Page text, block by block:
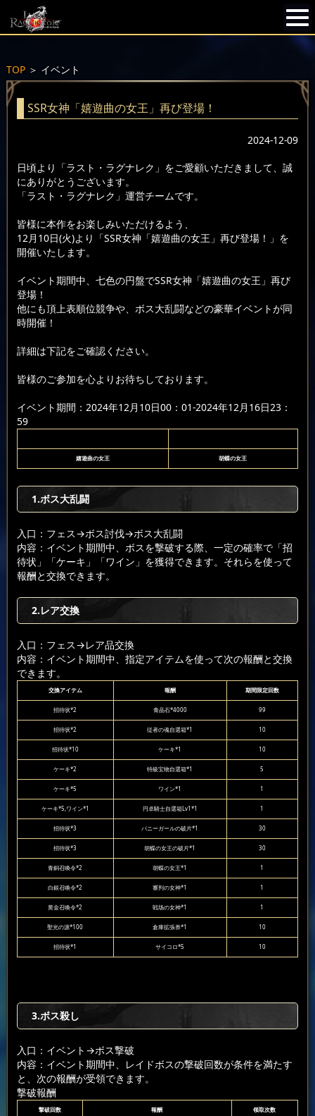
TOP＞ イベント
SSR女神「嬉遊曲の女王」再び登場！
2024-12-09
日頃より「ラスト・ラグナレク」をご愛顧いただきまして、誠
にありがとうございます。
「ラスト・ラグナレク」運営チームです。
皆様に本作をお楽しみいただけるよう、
12月10日(火)より「SSR女神「嬉遊曲の女王」再び登場！」を
開催いたします。
イベント期間中、七色の円盤でSSR女神「嬉遊曲の女王」再び
登場！
他にも頂上表順位競争や、ボス大乱闘などの豪華イベントが同
時開催！
詳細は下記をご確認ください。
皆様のご参加を心よりお待ちしております。
イベント期間：2024年12月10日00：01-2024年12月16日23：
59
嬉遊曲の女王 胡蝶の女王
1.ボス大乱闘
入口：フェス→ボス討伐→ボス大乱闘
内容：イベント期間中、ボスを撃破する際、一定の確率で「招
待状」「ケーキ」「ワイン」を獲得できます。それらを使って
報酬と交換できます。
2.レア交換
入口：フェス→レア品交換
内容：イベント期間中、指定アイテムを使って次の報酬と交換
できます。
交換アイテム 報酬 期間限定回数
招待状*2 青晶石*4000 99
招待状*2 従者の魂自選箱*1 10
招待状*10 ケーキ*1 10
ケーキ*2 特級宝物自選箱*1 5
ケーキ*5 ワイン*1 1
ケーキ*5,ワイン*1 円卓騎士自選箱Lv1*1 1
招待状*3 バニーガールの破片*1 30
招待状*3 胡蝶の女王の破片*1 30
青銅召喚令*2 胡蝶の女王*1 1
白銀召喚令*2 審判の女神*1 1
黄金召喚令*2 戦场の女神*1 1
聖光の源*100 倉庫拡張券*1 10
招待状*1 サイコロ*5 10
3.ボス殺し
入口：イベント →ボス撃破
内容：イベント期間中、レイドボスの撃破回数が条件を満たす
と、次の報酬が受領できます。
撃破報酬
撃破回数 報酬 领取次数